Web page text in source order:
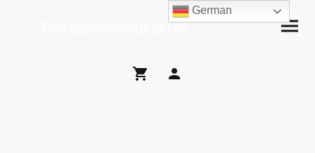
Terrazzomanufaktur
German